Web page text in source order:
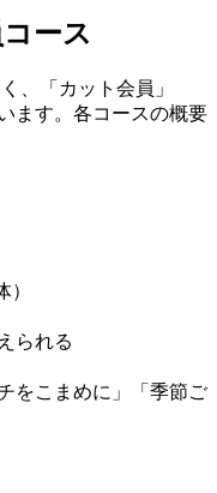
ース
、「カット会員」
ます。各コースの概要
られる
をこまめに」「季節ご